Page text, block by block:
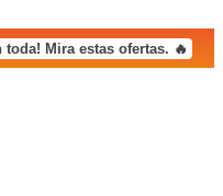
toda! Mira estas ofertas. 🔥